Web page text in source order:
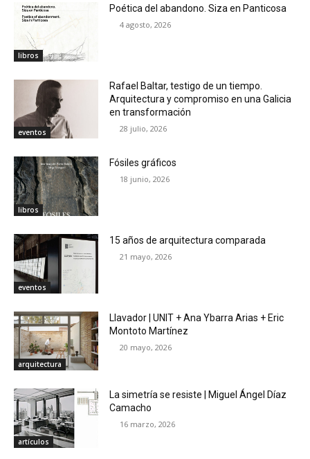
libros
Poética del abandono. Siza en Panticosa
4 agosto, 2026
eventos
Rafael Baltar, testigo de un tiempo.
Arquitectura y compromiso en una Galicia
en transformación
28 julio, 2026
libros
Fósiles gráficos
18 junio, 2026
eventos
15 años de arquitectura comparada
21 mayo, 2026
arquitectura
Llavador | UNIT + Ana Ybarra Arias + Eric
Montoto Martínez
20 mayo, 2026
artículos
La simetría se resiste | Miguel Ángel Díaz
Camacho
16 marzo, 2026